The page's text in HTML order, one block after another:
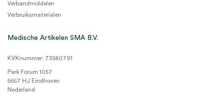
Verbandmiddelen
Verbruiksmaterialen
Medische Artikelen SMA B.V.
KVKnummer: 73580791
Park Forum 1057
5657 HJ Eindhoven
Nederland